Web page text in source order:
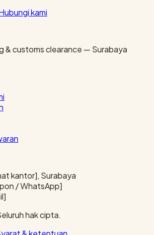
kami
& customs clearance — Surabaya
kantor], Surabaya
/ WhatsApp]
hak cipta.